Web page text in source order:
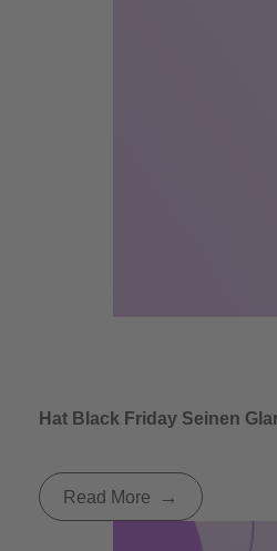
Hat Black Friday Seinen
Read More